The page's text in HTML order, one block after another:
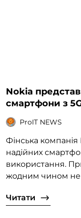
Nokia
смартфони з
ProIT NEWS
Фінська
надійних
використання.
жодним чином не
Читати